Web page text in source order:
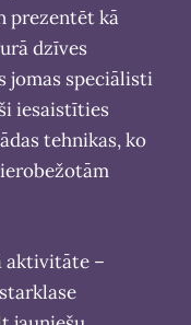
prezentēt kā
dzīves
jomas speciālisti
iesaistīties
tehnikas, ko
aktivitāte –